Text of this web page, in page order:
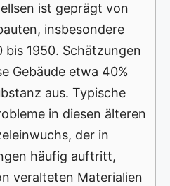
ist geprägt von
insbesondere
bis 1950. Schätzungen
Gebäude etwa 40%
aus. Typische
in diesen älteren
der in
häufig auftritt,
veralteten Materialien